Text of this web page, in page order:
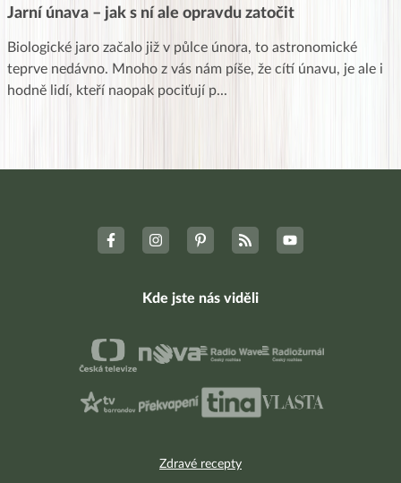
Jarní únava – jak s ní ale opravdu zatočit
Biologické jaro začalo již v půlce února, to astronomické
teprve nedávno. Mnoho z vás nám píše, že cítí únavu, je ale i
hodně lidí, kteří naopak pociťují p...
Zdravé recepty
Kde jste nás viděli